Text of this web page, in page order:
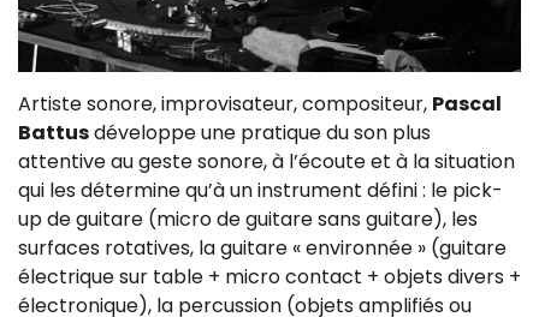
Artiste sonore, improvisateur, compositeur, Pascal
Battusdéveloppe une pratique du son plus
attentive au geste sonore, à l’écoute et à la situation
qui les détermine qu’à un instrument défini : le pick-
up de guitare (micro de guitare sans guitare), les
surfaces rotatives, la guitare « environnée » (guitare
électrique sur table + micro contact + objets divers +
électronique), la percussion (objets amplifiés ou